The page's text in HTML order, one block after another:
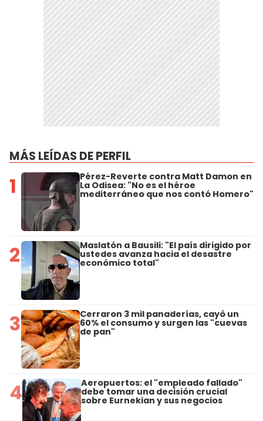
MÁS LEÍDAS DE PERFIL
1 Pérez-Reverte contra Matt Damon en
La Odisea: "No es el héroe
mediterráneo que nos contó Homero"
2 Maslatón a Bausili: "El país dirigido por
ustedes avanza hacia el desastre
económico total"
3 Cerraron 3 mil panaderías, cayó un
60% el consumo y surgen las "cuevas
de pan"
4 Aeropuertos: el "empleado fallado"
debe tomar una decisión crucial
sobre Eurnekian y sus negocios